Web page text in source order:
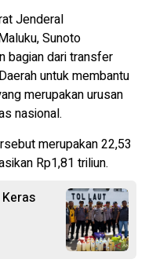
Jenderal
Sunoto
bagian dari transfer
untuk membantu
merupakan urusan
nasional.
merupakan 22,53
Rp1,81 triliun.